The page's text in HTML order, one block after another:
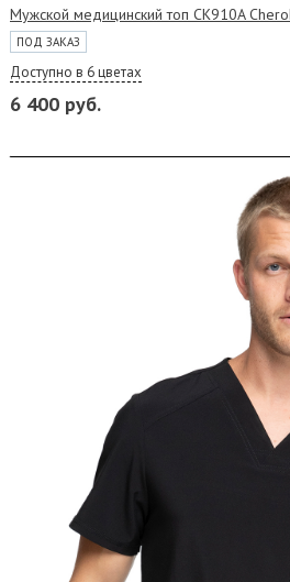
Мужской медицинский топ CK910A
ПОД ЗАКАЗ
Доступно в 6 цветах
6 400 руб.